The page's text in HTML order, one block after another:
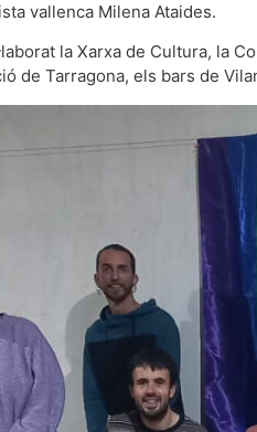
vallenca Milena Ataides.
la Xarxa de Cultura, la
de Tarragona, els bars de